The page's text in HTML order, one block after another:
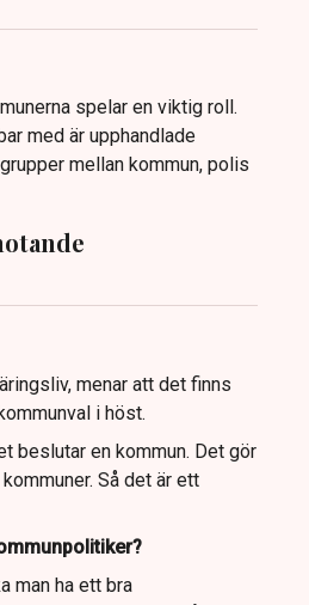
spelar en viktig roll.
med är upphandlade
mellan kommun, polis
menar att det finns
i höst.
beslutar en kommun. Det gör
Så det är ett
man ha ett bra